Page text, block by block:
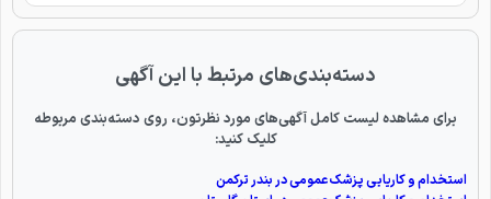
دسته‌بندی‌های مرتبط با این آگهی
برای مشاهده لیست کامل آگهی‌های مورد نظرتون، روی دسته‌بندی مربوطه
کلیک کنید:
استخدام و کاریابی پزشک عمومی در بندر ترکمن